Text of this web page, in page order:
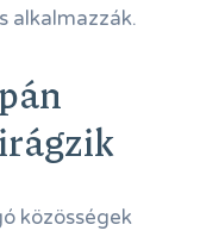
alkalmazzák.
közösségek